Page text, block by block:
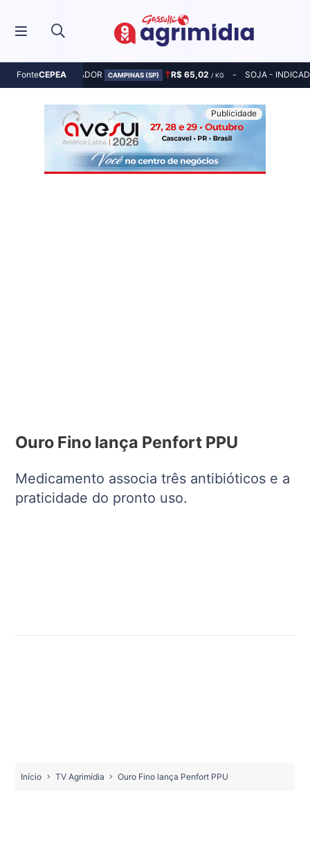
FonteCEPEA
MILHO - INDICADOR CAMPINAS (SP) R$ 65,02 / KG SOJA -
Ouro Fino lança Penfort PPU
Medicamento associa três antibióticos e a
praticidade do pronto uso.
Início TV Agrimídia Ouro Fino lança Penfort PPU